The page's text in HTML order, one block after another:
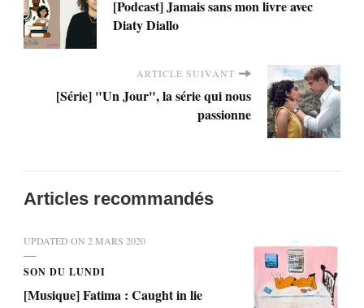
[Podcast] Jamais sans mon livre avec
Diaty Diallo
ARTICLE SUIVANT
[Série] "Un Jour", la série qui nous
passionne
Articles recommandés
UPDATED ON 2 MARS 2020
SON DU LUNDI
[Musique] Fatima : Caught in lie